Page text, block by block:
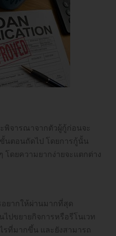
จารณาจากตัวผู้กู้ก่อนจะ
นตอนถัดไป โดยการกู้นั้น
โดยความยากง่ายจะแตกต่าง
อยากให้ผ่านมากที่สุด
ไปขยายกิจการหรือรีโนเวท
รที่มากขึ้น และยังสามารถ